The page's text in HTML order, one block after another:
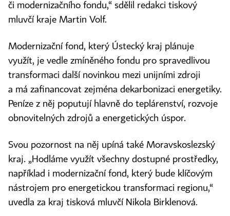
či modernizačního fondu,“ sdělil redakci tiskový
mluvčí kraje Martin Volf.
Modernizační fond, který Ústecký kraj plánuje
využít, je vedle zmíněného fondu pro spravedlivou
transformaci další novinkou mezi unijními zdroji
a má zafinancovat zejména dekarbonizaci energetiky.
Peníze z něj poputují hlavně do teplárenství, rozvoje
obnovitelných zdrojů a energetických úspor.
Svou pozornost na něj upíná také Moravskoslezský
kraj. „Hodláme využít všechny dostupné prostředky,
například i modernizační fond, který bude klíčovým
nástrojem pro energetickou transformaci regionu,“
uvedla za kraj tisková mluvčí Nikola Birklenová.